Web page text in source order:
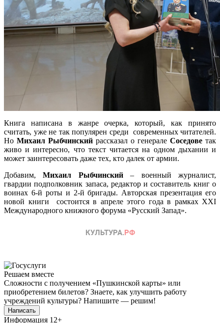
Книга написана в жанре очерка, который, как принято
считать, уже не так популярен среди современных читателей.
Но Михаил Рыбчинский рассказал о генерале Соседове так
живо и интересно, что текст читается на одном дыхании и
может заинтересовать даже тех, кто далек от армии.
Добавим,Михаил Рыбчинский– военный журналист,
гвардии подполковник запаса, редактор и составитель книг о
воинах 6-й роты и 2-й бригады. Авторская презентация его
новой книги состоится в апреле этого года в рамках XXI
Международного книжного форума «Русский Запад».
Решаем вместе
Сложности с получением «Пушкинской карты» или
приобретением билетов? Знаете, как улучшить работу
учреждений культуры? Напишите — решим!
Написать
Информация 12+